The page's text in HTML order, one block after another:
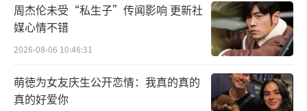
周杰伦未受“私生子”传闻影响 更新社
媒心情不错
2026-08-06 10:46:31
萌徳为女友庆生公开恋情：我真的真的
真的好爱你